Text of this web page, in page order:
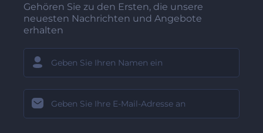
Gehören Sie zu den Ersten, die unsere
neuesten Nachrichten und Angebote
erhalten